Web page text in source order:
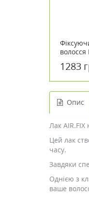
1283
Опис
Лак AIR.FIX
Цей лак
часу.
Завдяки
Однією з
ваше